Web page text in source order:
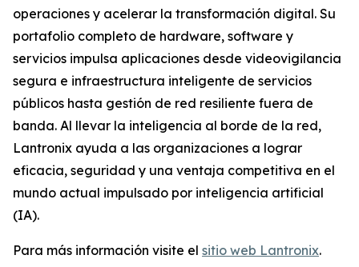
operaciones y acelerar la transformación digital. Su
portafolio completo de hardware, software y
servicios impulsa aplicaciones desde videovigilancia
segura e infraestructura inteligente de servicios
públicos hasta gestión de red resiliente fuera de
banda. Al llevar la inteligencia al borde de la red,
Lantronix ayuda a las organizaciones a lograr
eficacia, seguridad y una ventaja competitiva en el
mundo actual impulsado por inteligencia artificial
(IA).
Para más información visite el sitio web Lantronix.